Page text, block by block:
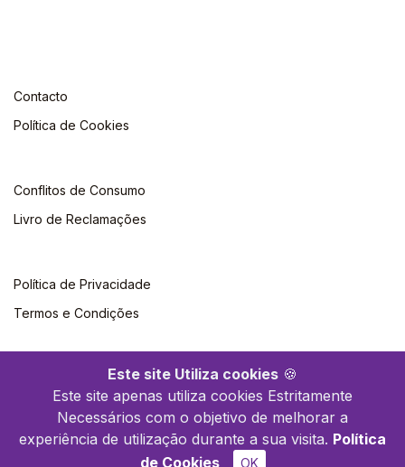
Este site Utiliza cookies 🍪
Este site apenas utiliza cookies Estritamente
Necessários com o objetivo de melhorar a
experiência de utilização durante a sua visita. Política
de Cookies
OK
Contacto
Política de Cookies
Conflitos de Consumo
Livro de Reclamações
Política de Privacidade
Termos e Condições
©2026 Livraria Britânica. Todos os direitos reservados